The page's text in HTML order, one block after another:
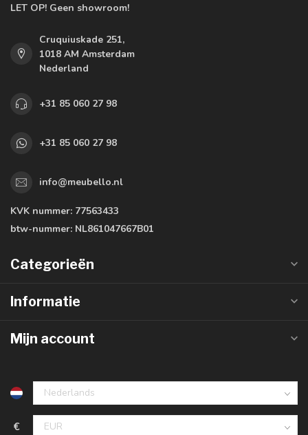
LET OP! Geen showroom!
Cruquiuskade 251,
1018 AM Amsterdam
Nederland
+31 85 060 27 98
+31 85 060 27 98
info@meubello.nl
KVK nummer: 77563433
btw-nummer: NL861047667B01
Categorieën
Informatie
Mijn account
€